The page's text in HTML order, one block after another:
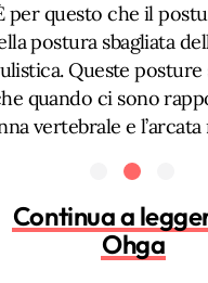
per questo che il
postura sbagliata
Queste posture
quando ci sono
vertebrale e
Continua a
Ohga